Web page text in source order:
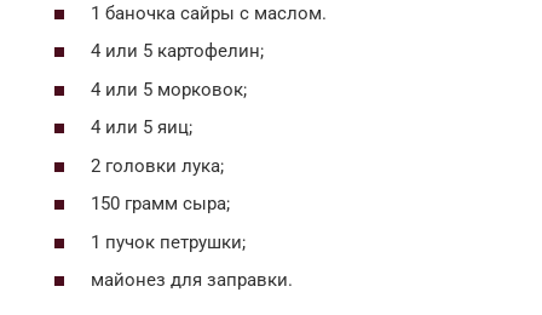
1 баночка сайры с маслом.
4 или 5 картофелин;
4 или 5 морковок;
4 или 5 яиц;
2 головки лука;
150 грамм сыра;
1 пучок петрушки;
майонез для заправки.